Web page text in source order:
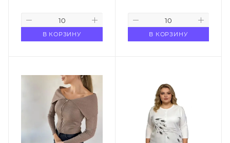
В КОРЗИНУ В КОРЗИНУ